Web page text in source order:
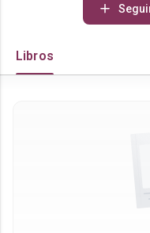
Libros